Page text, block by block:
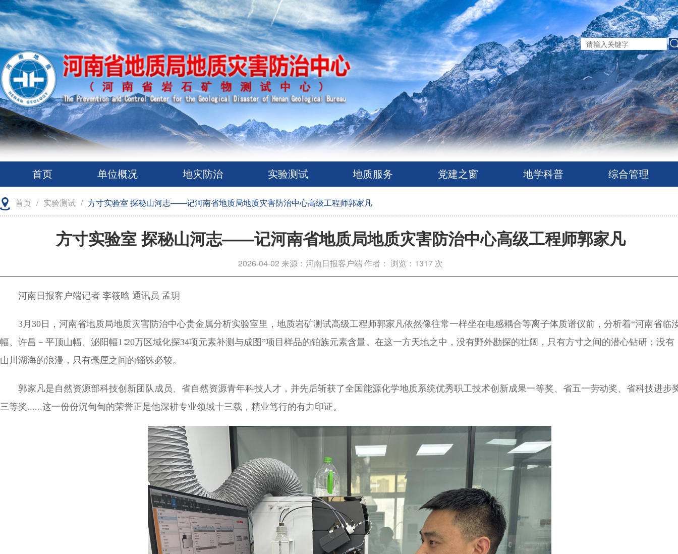
首页 单位概况 地灾防治 实验测试 地质服务 党建之窗 地学科普 综合管理
首页 / 实验测试 / 方寸实验室 探秘山河志——记河南省地质局地质灾害防治中心高级工程师郭家凡
方寸实验室 探秘山河志——记河南省地质局地质灾害防治中心高级工程师郭家凡
2026-04-02 来源：河南日报客户端 作者： 浏览：1317 次
河南日报客户端记者 李筱晗 通讯员 孟玥
3月30日，河南省地质局地质灾害防治中心贵金属分析实验室里，地质岩矿测试高级工程师郭家凡依然像往常一样坐在电感耦合等离子体质谱仪前，分析着“河南省临
幅、许昌－平顶山幅、泌阳幅1∶20万区域化探34项元素补测与成图”项目样品的铂族元素含量。在这一方天地之中，没有野外勘探的壮阔，只有方寸之间的潜心钻研；没有
山川湖海的浪漫，只有毫厘之间的锱铢必较。
郭家凡是自然资源部科技创新团队成员、省自然资源青年科技人才，并先后斩获了全国能源化学地质系统优秀职工技术创新成果一等奖、省五一劳动奖、省科技进步
三等奖......这一份份沉甸甸的荣誉正是他深耕专业领域十三载，精业笃行的有力印证。